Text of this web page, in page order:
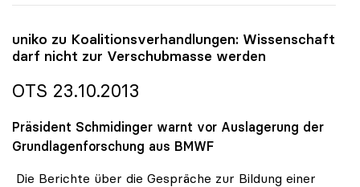
uniko zu Koalitionsverhandlungen: Wissenschaft
darf nicht zur Verschubmasse werden
OTS 23.10.2013
Präsident Schmidinger warnt vor Auslagerung der
Grundlagenforschung aus BMWF
Die Berichte über die Gespräche zur Bildung einer